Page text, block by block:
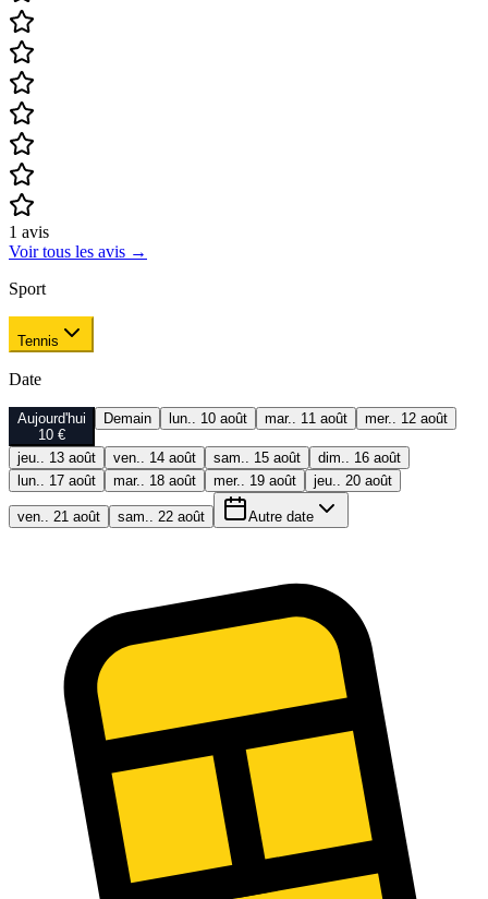
1 avis
Voir tous les avis →
Sport
Tennis
Date
Aujourd'hui
10 €
Demain lun.. 10 août mar.. 11 août mer.. 12 août
jeu.. 13 août ven.. 14 août sam.. 15 août
dim.. 16 août
lun.. 17 août
mar.. 18 août mer.. 19 août jeu.. 20 août
ven.. 21 août sam.. 22 août Autre date